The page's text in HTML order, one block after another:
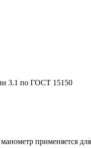
3.1 по ГОСТ 15150
применяется